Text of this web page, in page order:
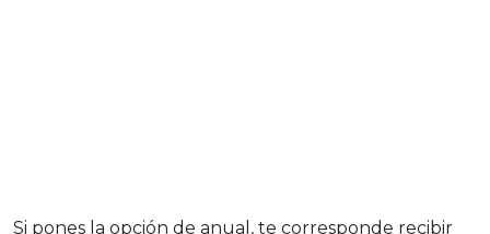
Si pones la opción de anual, te corresponde recibir